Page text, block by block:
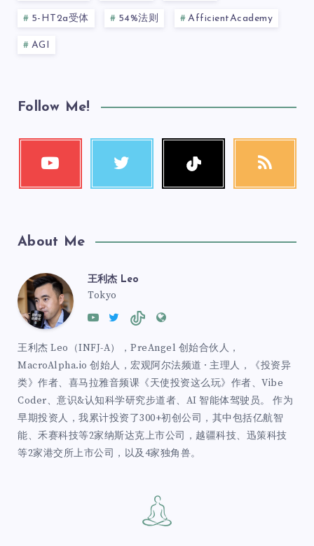
5-HT2a受体 54%法则 AfficientAcademy
AGI
Follow Me!
About Me
王利杰 Leo
Tokyo
王利杰 Leo（INFJ-A），PreAngel 创始合伙人，
MacroAlpha.io 创始人，宏观阿尔法频道 · 主理人，《投资异
类》作者、喜马拉雅音频课《天使投资这么玩》作者、Vibe
Coder、意识&认知科学研究步道者、AI 智能体驾驶员。 作为
早期投资人，我累计投资了300+初创公司，其中包括亿航智
能、禾赛科技等2家纳斯达克上市公司，越疆科技、迅策科技
等2家港交所上市公司，以及4家独角兽。